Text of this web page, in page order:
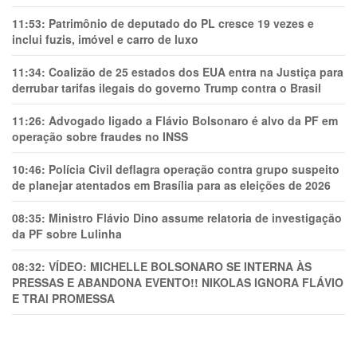
11:53: Patrimônio de deputado do PL cresce 19 vezes e
inclui fuzis, imóvel e carro de luxo
11:34: Coalizão de 25 estados dos EUA entra na Justiça para
derrubar tarifas ilegais do governo Trump contra o Brasil
11:26: Advogado ligado a Flávio Bolsonaro é alvo da PF em
operação sobre fraudes no INSS
10:46: Polícia Civil deflagra operação contra grupo suspeito
de planejar atentados em Brasília para as eleições de 2026
08:35: Ministro Flávio Dino assume relatoria de investigação
da PF sobre Lulinha
08:32: VÍDEO: MICHELLE BOLSONARO SE INTERNA ÀS
PRESSAS E ABANDONA EVENTO!! NIKOLAS IGNORA FLÁVIO
E TRAl PROMESSA